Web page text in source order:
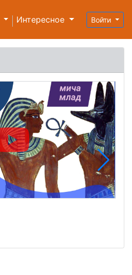
Интересное Войти